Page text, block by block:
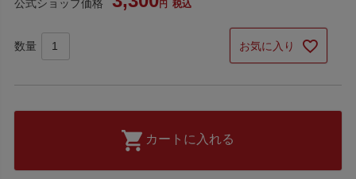
公式ショップ価格 税込
お気に入り
カートに入れる